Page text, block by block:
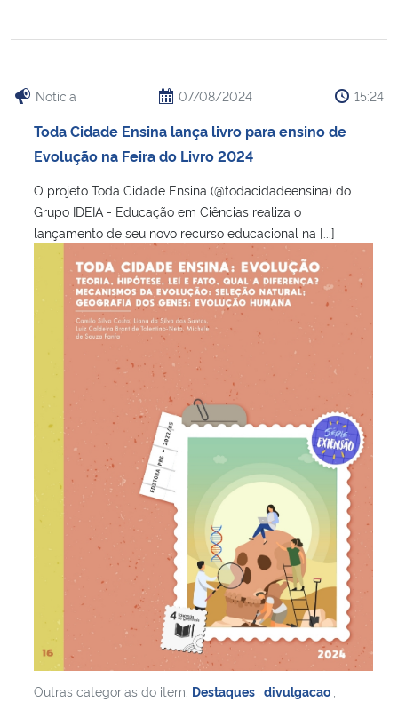
Planalto
Notícia 07/08/2024 15:24
Toda Cidade Ensina lança livro para ensino de
Evolução na Feira do Livro 2024
O projeto Toda Cidade Ensina (@todacidadeensina) do
Grupo IDEIA - Educação em Ciências realiza o
lançamento de seu novo recurso educacional na [...]
Outras categorias do item: Destaques divulgacao